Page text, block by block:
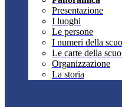
Presentazione
I luoghi
Le persone
I numeri della
Le carte della
Organizzazione
La storia